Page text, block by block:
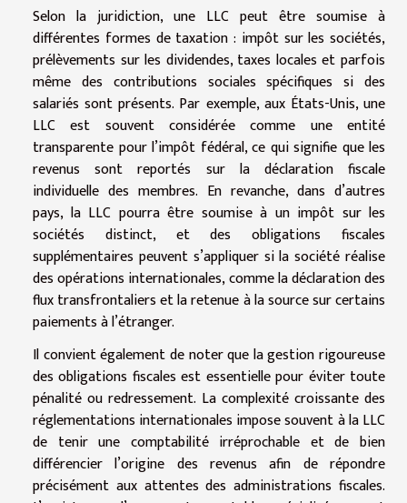
Selon la juridiction, une LLC peut être soumise à
différentes formes de taxation : impôt sur les sociétés,
prélèvements sur les dividendes, taxes locales et parfois
même des contributions sociales spécifiques si des
salariés sont présents. Par exemple, aux États-Unis, une
LLC est souvent considérée comme une entité
transparente pour l’impôt fédéral, ce qui signifie que les
revenus sont reportés sur la déclaration fiscale
individuelle des membres. En revanche, dans d’autres
pays, la LLC pourra être soumise à un impôt sur les
sociétés distinct, et des obligations fiscales
supplémentaires peuvent s’appliquer si la société réalise
des opérations internationales, comme la déclaration des
flux transfrontaliers et la retenue à la source sur certains
paiements à l’étranger.
Il convient également de noter que la gestion rigoureuse
des obligations fiscales est essentielle pour éviter toute
pénalité ou redressement. La complexité croissante des
réglementations internationales impose souvent à la LLC
de tenir une comptabilité irréprochable et de bien
différencier l’origine des revenus afin de répondre
précisément aux attentes des administrations fiscales.